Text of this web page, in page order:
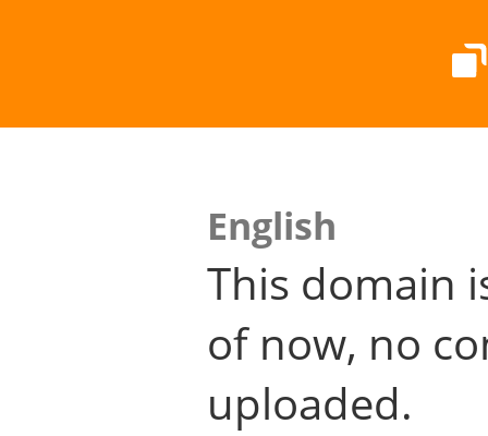
English
This domain
of now, no
uploaded.